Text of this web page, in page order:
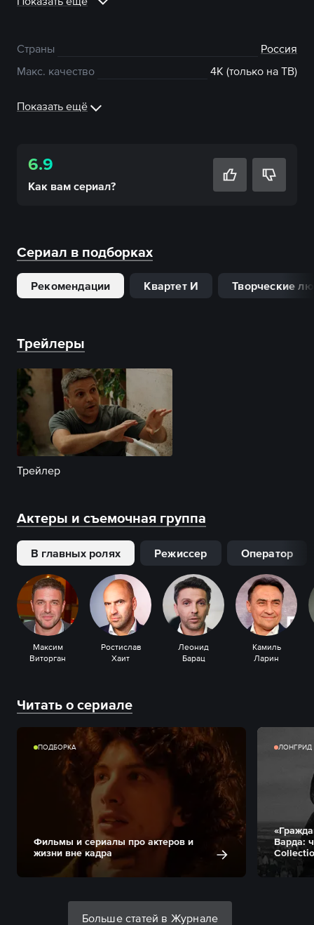
Страны
Россия
Макс. качество
4К (только на ТВ)
Показать ещё
6.9
Как вам сериал?
Сериал в подборках
Рекомендации Квартет И Творческие
Трейлеры
Трейлер
Актеры и съемочная группа
В главных ролях Режиссер Оператор
Максим
Виторган
Ростислав
Хаит
Леонид
Барац
Камиль
Ларин
Читать о сериале
ПОДБОРКА
Фильмы и сериалы про актеров и
жизни вне кадра
ЛОНГРИД
Варда:
Больше статей в Журнале